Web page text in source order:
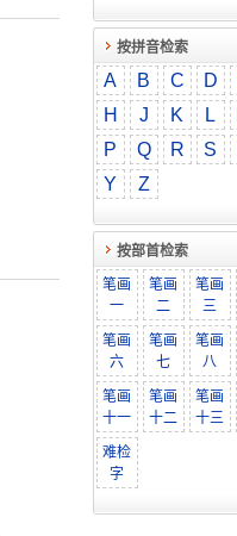
按拼音检索
A B C D
H
J K L
P
Q R S
Y
Z
按部首检索
笔画
一
笔画
二
笔画
三
笔画
六
笔画
七
笔画
八
笔画
十一
笔画
十二
笔画
十三
难检
字